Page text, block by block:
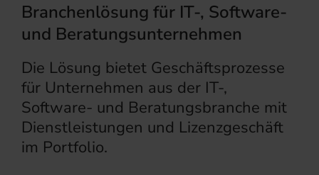
Branchenlösung für IT-, Software-
und Beratungsunternehmen
Die Lösung bietet Geschäftsprozesse
für Unternehmen aus der IT-,
Software- und Beratungsbranche mit
Dienstleistungen und Lizenzgeschäft
im Portfolio.